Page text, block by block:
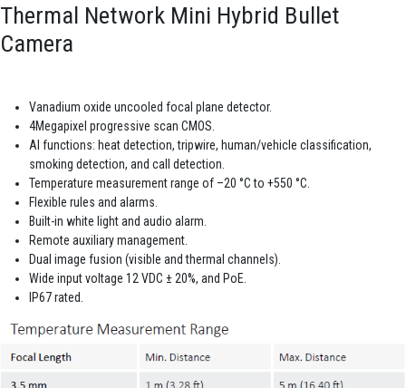
Thermal Network Mini Hybrid Bullet
Camera
Vanadium oxide uncooled focal plane detector.
4Megapixel progressive scan CMOS.
AI functions: heat detection, tripwire, human/vehicle classification,
smoking detection, and call detection.
Temperature measurement range of –20 °C to +550 °C.
Flexible rules and alarms.
Built-in white light and audio alarm.
Remote auxiliary management.
Dual image fusion (visible and thermal channels).
Wide input voltage 12 VDC ± 20%, and PoE.
IP67 rated.